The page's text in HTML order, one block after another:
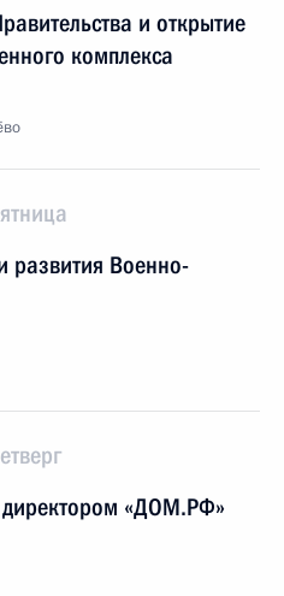
и открытие
комплекса
развития Военно-
директором «ДОМ.РФ»